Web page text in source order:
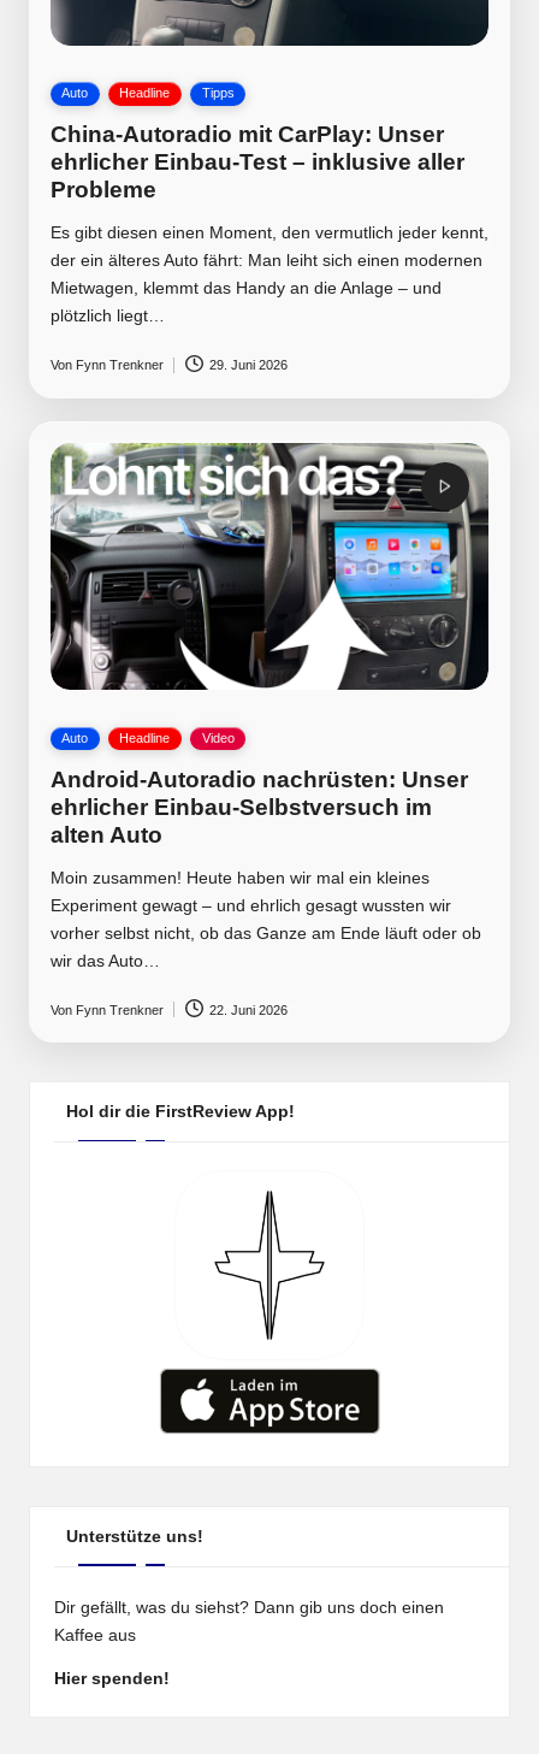
Posted
Auto Headline Tipps
China-Autoradio mit CarPlay: Unser
ehrlicher Einbau-Test – inklusive aller
Probleme
Es gibt diesen einen Moment, den vermutlich jeder kennt,
der ein älteres Auto fährt: Man leiht sich einen modernen
Mietwagen, klemmt das Handy an die Anlage – und
plötzlich liegt…
Posted
by
Von Fynn Trenkner 29. Juni 2026
Posted
Auto Headline Video
Android-Autoradio nachrüsten: Unser
ehrlicher Einbau-Selbstversuch im
alten Auto
Moin zusammen! Heute haben wir mal ein kleines
Experiment gewagt – und ehrlich gesagt wussten wir
vorher selbst nicht, ob das Ganze am Ende läuft oder ob
wir das Auto…
Posted
by
Von Fynn Trenkner 22. Juni 2026
Hol dir die FirstReview App!
Unterstütze uns!
Dir gefällt, was du siehst? Dann gib uns doch einen
Kaffee aus
Hier spenden!